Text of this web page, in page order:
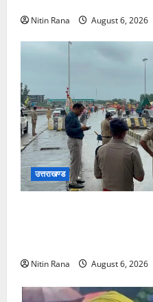
Nitin Rana August 6, 2026
उत्तराखण्ड
Nitin Rana August 6, 2026